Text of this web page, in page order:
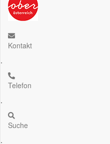
Kontakt
.
Telefon
.
Suche
.